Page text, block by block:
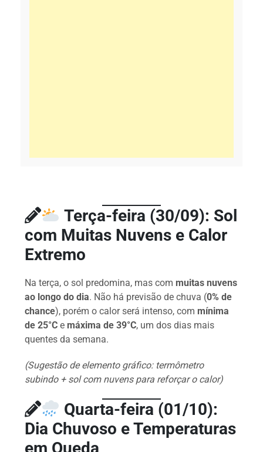
Terça-feira (30/09): Sol
com Muitas Nuvens e Calor
Extremo
Na terça, o sol predomina, mas com muitas nuvens
ao longo do dia. Não há previsão de chuva (0% de
chance), porém o calor será intenso, com mínima
de 25°C e máxima de 39°C, um dos dias mais
quentes da semana.
(Sugestão de elemento gráfico: termômetro
subindo + sol com nuvens para reforçar o calor)
Quarta-feira (01/10):
Dia Chuvoso e Temperaturas